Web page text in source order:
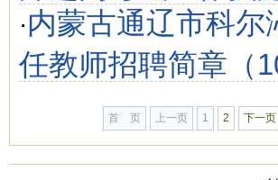
·内蒙古通辽市科尔
任教师招聘简章（
首 页 上一页 1 2 下一页